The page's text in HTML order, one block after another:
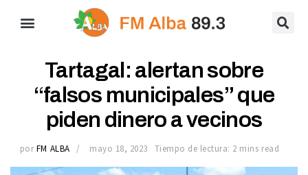
Tartagal: alertan sobre
“falsos municipales” que
piden dinero a vecinos
por FM ALBA mayo 18, 2023 Tiempo de lectura: 2 mins read